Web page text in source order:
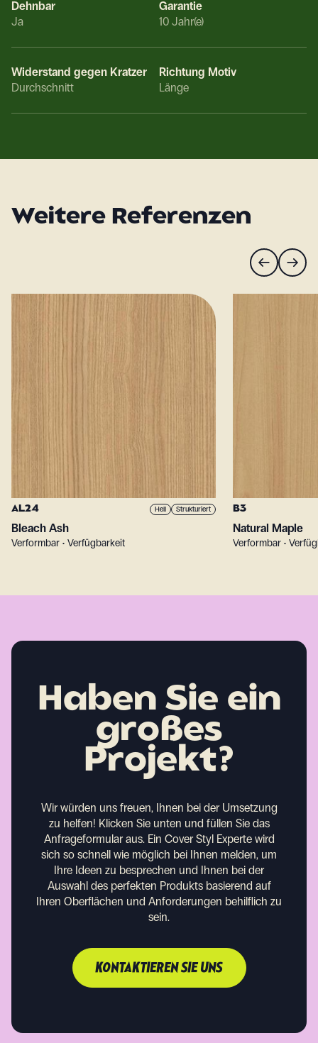
Dehnbar
Ja
Garantie
10 Jahr(e)
Widerstand gegen Kratzer
Durchschnitt
Richtung Motiv
Länge
Weitere Referenzen
AL24 Hell Strukturiert
Bleach Ash
Verformbar • Verfügbarkeit
B3
Natural Maple
Verformbar •
Haben Sie ein
großes
Projekt?
Wir würden uns freuen, Ihnen bei der Umsetzung
zu helfen! Klicken Sie unten und füllen Sie das
Anfrageformular aus. Ein Cover Styl Experte wird
sich so schnell wie möglich bei Ihnen melden, um
Ihre Ideen zu besprechen und Ihnen bei der
Auswahl des perfekten Produkts basierend auf
Ihren Oberflächen und Anforderungen behilflich zu
sein.
KONTAKTIEREN SIE UNS